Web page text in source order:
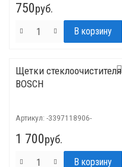
750руб.
Щетки стеклоочистителя
BOSCH
Артикул: -3397118906-
1 700руб.